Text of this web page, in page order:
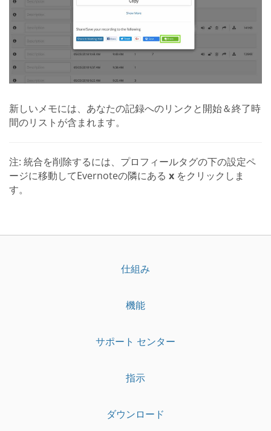
新しいメモには、あなたの記録へのリンクと開始＆終了時
間のリストが含まれます。
注: 統合を削除するには、プロフィールタグの下の設定ペ
ージに移動してEvernoteの隣にある x をクリックしま
す。
仕組み
機能
サポート センター
指示
ダウンロード